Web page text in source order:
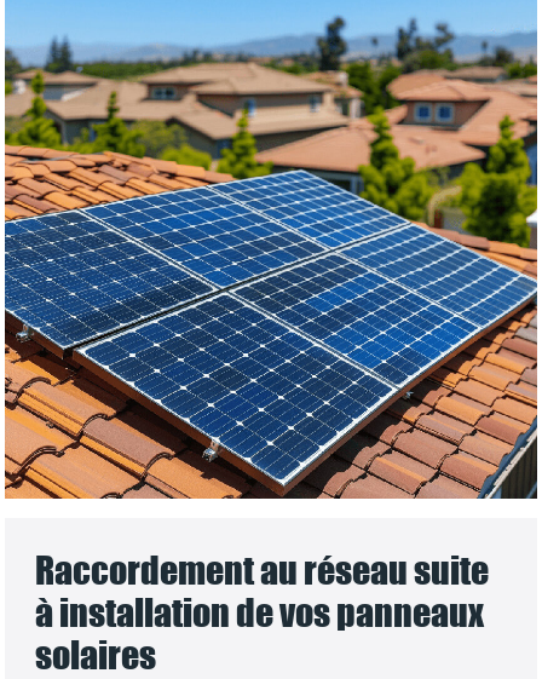
Raccordement au réseau suite
à installation de vos panneaux
solaires